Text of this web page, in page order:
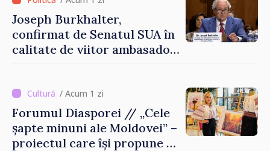
Joseph Burkhalter,
confirmat de Senatul SUA în
calitate de viitor ambasador
/ Acum 1 zi
Forumul Diasporei // „Cele
șapte minuni ale Moldovei” –
proiectul care își propune să